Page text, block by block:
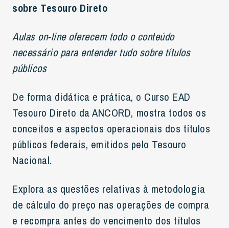
sobre Tesouro Direto
Aulas on-line oferecem todo o conteúdo
necessário para entender tudo sobre títulos
públicos
De forma didática e prática, o Curso EAD
Tesouro Direto da ANCORD, mostra todos os
conceitos e aspectos operacionais dos títulos
públicos federais, emitidos pelo Tesouro
Nacional.
Explora as questões relativas à metodologia
de cálculo do preço nas operações de compra
e recompra antes do vencimento dos títulos